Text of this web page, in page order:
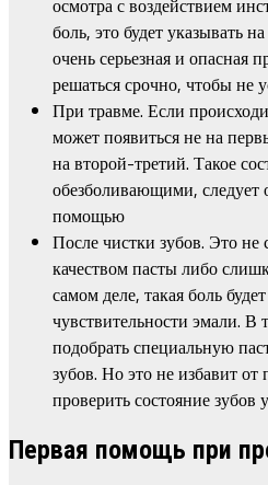
осмотра с воздействием
боль, это будет указывать
очень серьезная и опасная
решаться срочно, чтобы не
При травме. Если
может появиться не на
на второй-третий. Такое
обезболивающими, следует
помощью
После чистки зубов. Это не
качеством пасты либо
самом деле, такая боль
чувствительности эмали. В
подобрать специальную
зубов. Но это не избавит
проверить состояние зубов
Первая помощь при